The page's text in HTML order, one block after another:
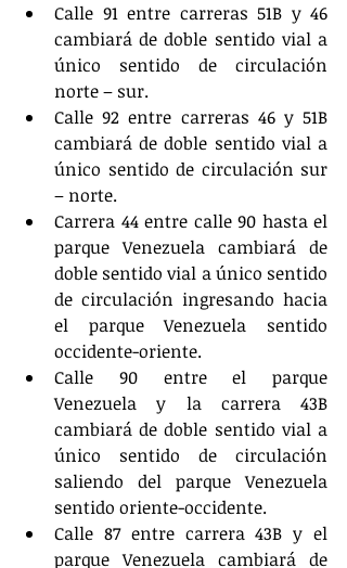
Calle 91 entre carreras 51B y 46
cambiará de doble sentido vial a
único sentido de circulación
norte – sur.
Calle 92 entre carreras 46 y 51B
cambiará de doble sentido vial a
único sentido de circulación sur
– norte.
Carrera 44 entre calle 90 hasta el
parque Venezuela cambiará de
doble sentido vial a único sentido
de circulación ingresando hacia
el parque Venezuela sentido
occidente-oriente.
Calle 90 entre el parque
Venezuela y la carrera 43B
cambiará de doble sentido vial a
único sentido de circulación
saliendo del parque Venezuela
sentido oriente-occidente.
Calle 87 entre carrera 43B y el
parque Venezuela cambiará de